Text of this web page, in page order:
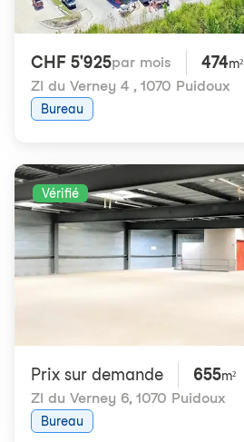
CHF 5'925par mois 474m²
ZI du Verney 4 , 1070 Puidoux
Bureau
Vérifié
Prix ​​sur demande 655m²
ZI du Verney 6, 1070 Puidoux
Bureau